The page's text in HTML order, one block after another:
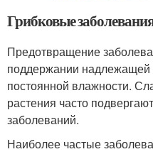
Грибковые
Предотвращение
поддержании надлежащей
постоянной влажности.
растения часто
заболеваний.
Наиболее частые